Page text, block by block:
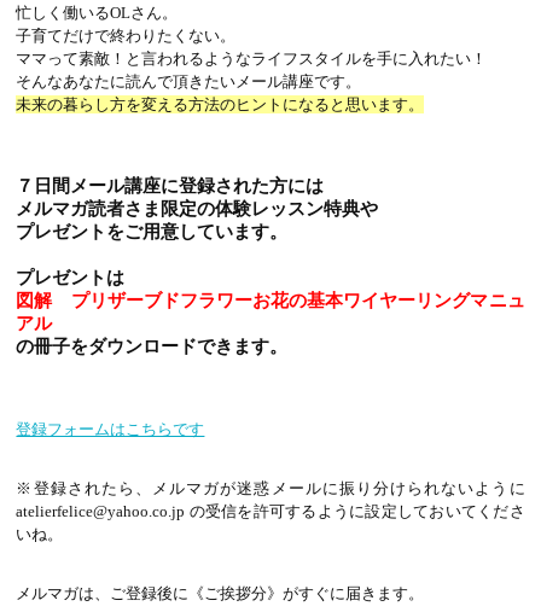
忙しく働いるOLさん。
子育てだけで終わりたくない。
ママって素敵！と言われるようなライフスタイルを手に入れたい！
そんなあなたに読んで頂きたいメール講座です。
未来の暮らし方を変える方法のヒントになると思います。
７日間メール講座に登録された方には
メルマガ読者さま限定の体験レッスン特典や
プレゼントをご用意しています。
プレゼントは
図解 プリザーブドフラワーお花の基本ワイヤーリングマニュ
アル
の冊子をダウンロードできます。
登録フォームはこちらです
※登録されたら、メルマガが迷惑メールに振り分けられないように
atelierfelice@yahoo.co.jp の受信を許可するように設定しておいてくださ
いね。
メルマガは、ご登録後に《ご挨拶分》がすぐに届きます。